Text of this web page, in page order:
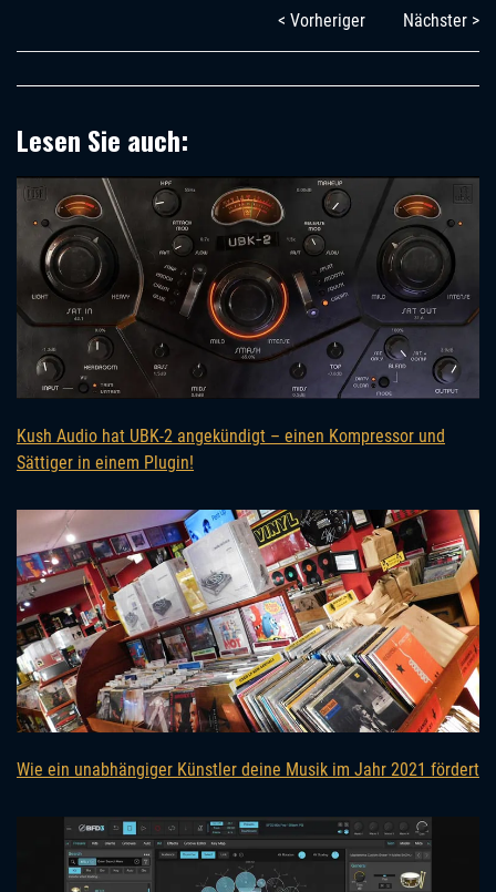
< Vorheriger Nächster >
Lesen Sie auch:
Kush Audio hat UBK-2 angekündigt – einen Kompressor und
Sättiger in einem Plugin!
Wie ein unabhängiger Künstler deine Musik im Jahr 2021 fördert